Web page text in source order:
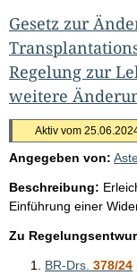
Gesetz zur
Regelung zur
weitere
Aktiv vom
Angegeben von:
Beschreibung:
Einführung einer
Zu
BR-Drs. 378/24